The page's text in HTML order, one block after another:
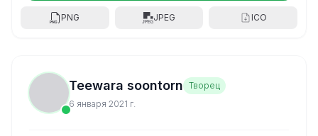
PNG JPEG ICO
Teewara soontorn Творец
6 января 2021 г.